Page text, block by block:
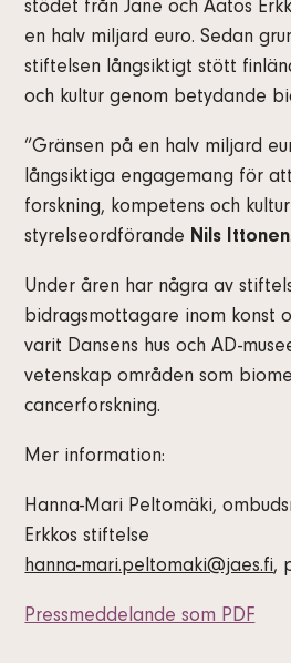
stödet från Jane och Aatos
en halv miljard euro. Sedan
stiftelsen långsiktigt stött
och kultur genom betydande
”Gränsen på en halv miljard
långsiktiga engagemang för
forskning, kompetens och
styrelseordförande Nils Ittonen.
Under åren har några av
bidragsmottagare inom konst
varit Dansens hus och AD-
vetenskap områden som
cancerforskning.
Mer information:
Hanna-Mari Peltomäki,
Erkkos stiftelse
hanna-mari.peltomaki@jaes.fi,
Pressmeddelande som PDF